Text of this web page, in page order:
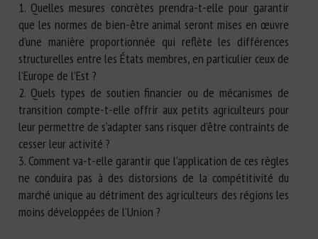
1. Quelles mesures concrètes prendra-t-elle pour garantir
que les normes de bien-être animal seront mises en œuvre
d’une manière proportionnée qui reflète les différences
structurelles entre les États membres, en particulier ceux de
l’Europe de l’Est ?
2. Quels types de soutien financier ou de mécanismes de
transition compte-t-elle offrir aux petits agriculteurs pour
leur permettre de s’adapter sans risquer d’être contraints de
cesser leur activité ?
3. Comment va-t-elle garantir que l’application de ces règles
ne conduira pas à des distorsions de la compétitivité du
marché unique au détriment des agriculteurs des régions les
moins développées de l’Union ?